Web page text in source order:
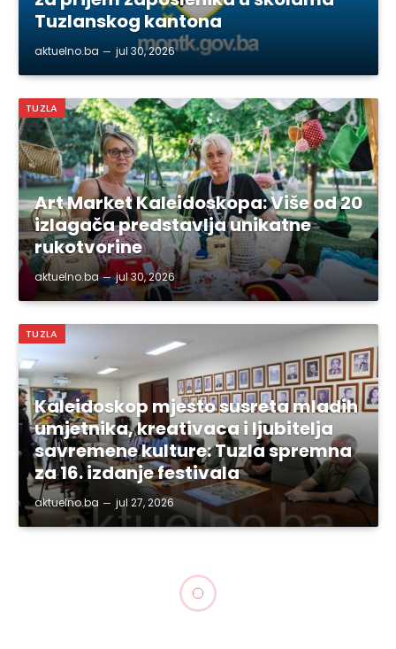
Tuzlanskog kantona
aktuelno.ba jul 30, 2026
TUZLA
Art Market Kaleidoskopa: Više od 20
izlagača predstavlja unikatne
rukotvorine
aktuelno.ba jul 30, 2026
TUZLA
Kaleidoskop mjesto susreta mladih
umjetnika, kreativaca i ljubitelja
savremene kulture: Tuzla spremna
za 16. izdanje festivala
aktuelno.ba jul 27, 2026